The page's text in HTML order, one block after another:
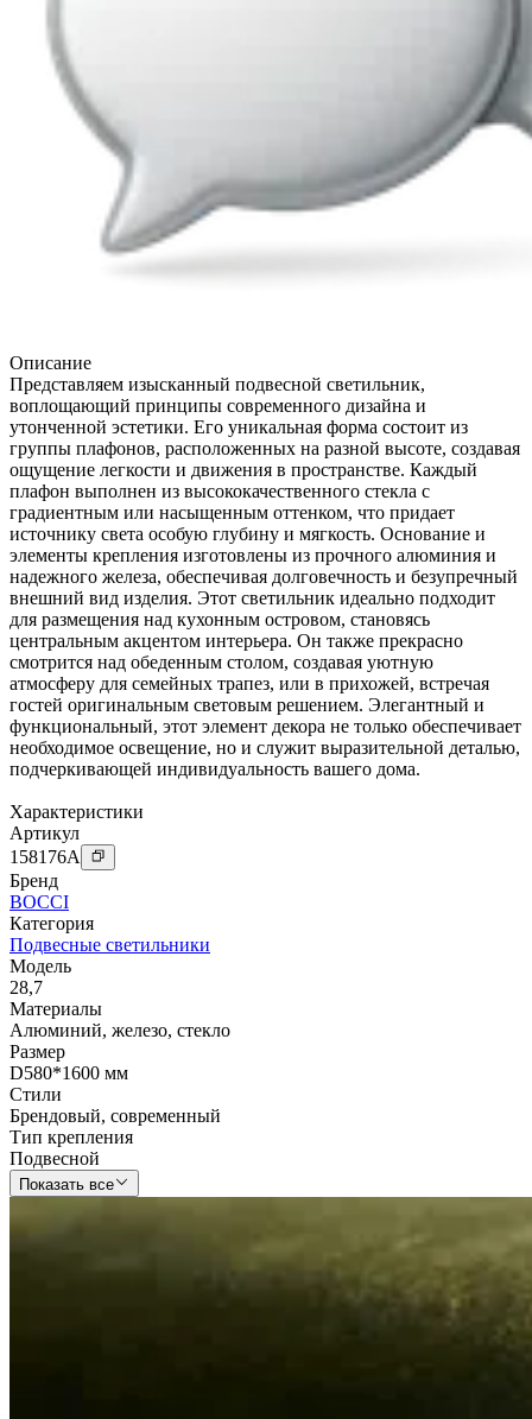
Описание
Представляем изысканный подвесной светильник,
воплощающий принципы современного дизайна и
утонченной эстетики. Его уникальная форма состоит из
группы плафонов, расположенных на разной высоте, создавая
ощущение легкости и движения в пространстве. Каждый
плафон выполнен из высококачественного стекла с
градиентным или насыщенным оттенком, что придает
источнику света особую глубину и мягкость. Основание и
элементы крепления изготовлены из прочного алюминия и
надежного железа, обеспечивая долговечность и безупречный
внешний вид изделия. Этот светильник идеально подходит
для размещения над кухонным островом, становясь
центральным акцентом интерьера. Он также прекрасно
смотрится над обеденным столом, создавая уютную
атмосферу для семейных трапез, или в прихожей, встречая
гостей оригинальным световым решением. Элегантный и
функциональный, этот элемент декора не только обеспечивает
необходимое освещение, но и служит выразительной деталью,
подчеркивающей индивидуальность вашего дома.
Характеристики
Артикул
158176A
Бренд
BOCCI
Категория
Подвесные светильники
Модель
28,7
Материалы
Алюминий, железо, стекло
Размер
D580*1600 мм
Стили
Брендовый, современный
Тип крепления
Подвесной
Показать все